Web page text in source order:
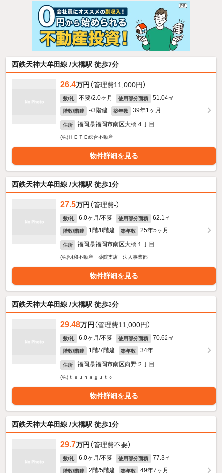
西鉄天神大牟田線 /大橋駅 徒歩7分
26.4万円 （管理費11,000円）
敷/礼 不要/2.0ヶ月 使用部分面積 51.04㎡
階数/階建 -/3階建 築年数 39年1ヶ月
住所 福岡県福岡市南区大橋４丁目
(株)ＨＥＴＥ総合不動産
物件詳細を見る
西鉄天神大牟田線 /大橋駅 徒歩1分
27.5万円 （管理費-）
敷/礼 6.0ヶ月/不要 使用部分面積 62.1㎡
階数/階建 1階/8階建 築年数 25年5ヶ月
住所 福岡県福岡市南区大橋１丁目
(株)明和不動産 薬院支店 法人事業部
物件詳細を見る
西鉄天神大牟田線 /大橋駅 徒歩3分
29.48万円 （管理費11,000円）
敷/礼 6.0ヶ月/不要 使用部分面積 70.62㎡
階数/階建 1階/7階建 築年数 34年
住所 福岡県福岡市南区向野２丁目
(株)ｔｓｕｎａｇｕｔｏ
物件詳細を見る
西鉄天神大牟田線 /大橋駅 徒歩1分
29.7万円 （管理費不要）
敷/礼 6.0ヶ月/不要 使用部分面積 77.3㎡
階数/階建 2階/5階建 築年数 49年7ヶ月